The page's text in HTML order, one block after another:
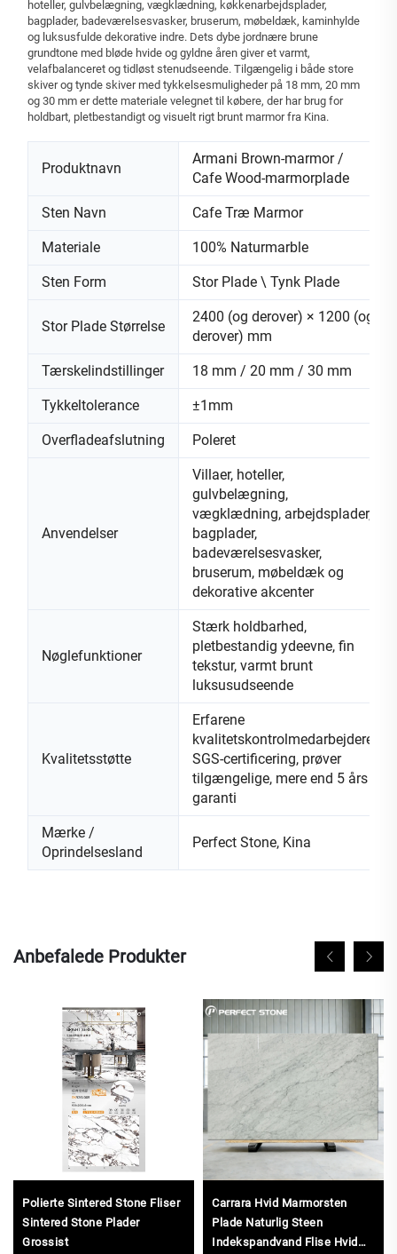
hoteller, gulvbelægning, vægklædning, køkkenarbejdsplader,
bagplader, badeværelsesvasker, bruserum, møbeldæk, kaminhylde
og luksusfulde dekorative indre. Dets dybe jordnære brune
grundtone med bløde hvide og gyldne åren giver et varmt,
velafbalanceret og tidløst stenudseende. Tilgængelig i både store
skiver og tynde skiver med tykkelsesmuligheder på 18 mm, 20 mm
og 30 mm er dette materiale velegnet til købere, der har brug for
holdbart, pletbestandigt og visuelt rigt brunt marmor fra Kina.
Produktnavn
Armani Brown-marmor /
Cafe Wood-marmorplade
Sten Navn Cafe Træ Marmor
Materiale 100% Naturmarble
Sten Form Stor Plade \ Tynk Plade
Stor Plade Størrelse
2400 (og derover) × 1200 (og
derover) mm
Tærskelindstillinger 18 mm / 20 mm / 30 mm
Tykkeltolerance ±1mm
Overfladeafslutning Poleret
Anvendelser
Villaer, hoteller,
gulvbelægning,
vægklædning, arbejdsplader,
bagplader,
badeværelsesvasker,
bruserum, møbeldæk og
dekorative akcenter
Nøglefunktioner
Stærk holdbarhed,
pletbestandig ydeevne, fin
tekstur, varmt brunt
luksusudseende
Kvalitetsstøtte
Erfarene
kvalitetskontrolmedarbejdere,
SGS-certificering, prøver
tilgængelige, mere end 5 års
garanti
Mærke /
Oprindelsesland
Perfect Stone, Kina
Anbefalede Produkter
Polierte Sintered Stone Fliser
Sintered Stone Plader
Grossist
Carrara Hvid Marmorsten
Plade Naturlig Steen
Indekspandvand Flise Hvid